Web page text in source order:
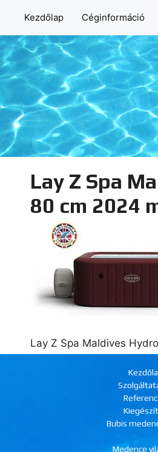
tartalomba
Kezdőlap Céginformáció
Lay Z Spa
80 cm 2024
Lay Z Spa Maldives
Bubis
Medence